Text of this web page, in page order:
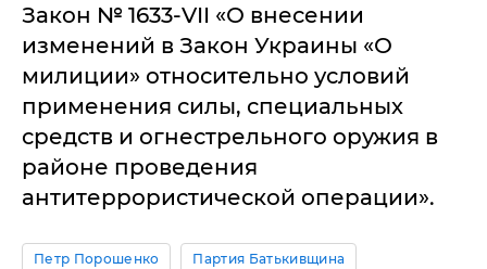
Закон № 1633-VII «О внесении
изменений в Закон Украины «О
милиции» относительно условий
применения силы, специальных
средств и огнестрельного оружия в
районе проведения
антитеррористической операции».
Петр Порошенко Партия Батькивщина